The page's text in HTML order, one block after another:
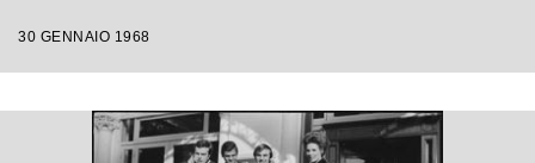
30 GENNAIO 1968